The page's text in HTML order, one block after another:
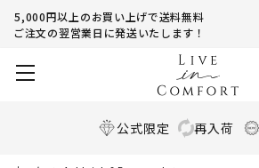
5,000円以上のお買い上げで送料無料
ご注文の翌営業日に発送いたします！
公式限定 再入荷